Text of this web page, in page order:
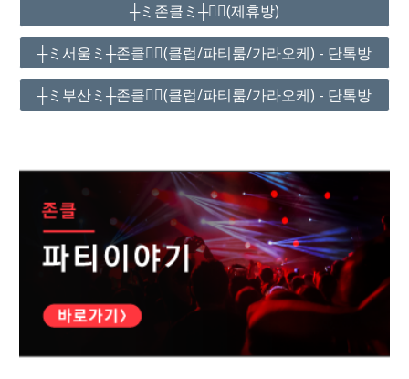
┼ミ존클ミ┼❤️‍🔥(제휴방)
┼ミ서울ミ┼존클❤️‍🔥(클럽/파티룸/가라오케) - 단톡방
┼ミ부산ミ┼존클❤️‍🔥(클럽/파티룸/가라오케) - 단톡방